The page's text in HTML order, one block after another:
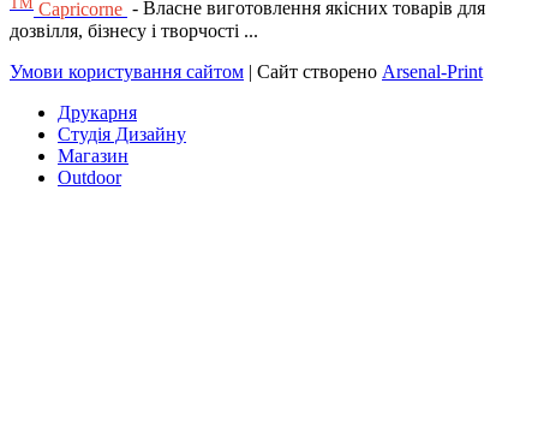
Capricorne - Власне виготовлення якісних товарів для
дозвілля, бізнесу і творчості ...
Умови користування сайтом | Сайт створено Arsenal-Print
Друкарня
Студія Дизайну
Магазин
Outdoor